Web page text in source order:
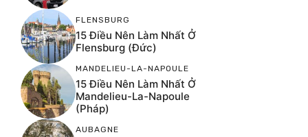
FLENSBURG
15 Điều Nên Làm Nhất Ở
Flensburg (Đức)
MANDELIEU-LA-NAPOULE
15 Điều Nên Làm Nhất Ở
Mandelieu-La-Napoule
(Pháp)
AUBAGNE